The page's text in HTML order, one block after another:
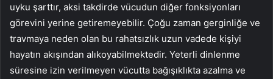
uyku şarttır, aksi takdirde vücudun diğer fonksiyonları
görevini yerine getiremeyebilir. Çoğu zaman gerginliğe ve
travmaya neden olan bu rahatsızlık uzun vadede kişiyi
hayatın akışından alıkoyabilmektedir. Yeterli dinlenme
süresine izin verilmeyen vücutta bağışıklıkta azalma ve